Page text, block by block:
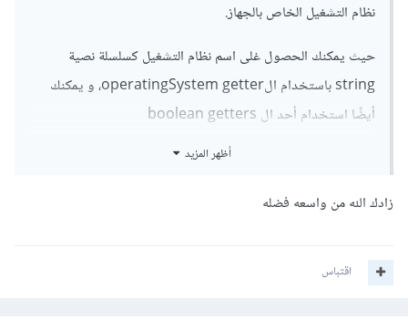
نظام التشغيل الخاص بالجهاز.
حيث يمكنك الحصول غلى اسم نظام التشغيل كسلسلة نصية
string باستخدام الoperatingSystem getter، و يمكنك
أيضًا استخدام أحد ال boolean getters
أظهر المزيد
زادك الله من واسعه فضله
اقتباس